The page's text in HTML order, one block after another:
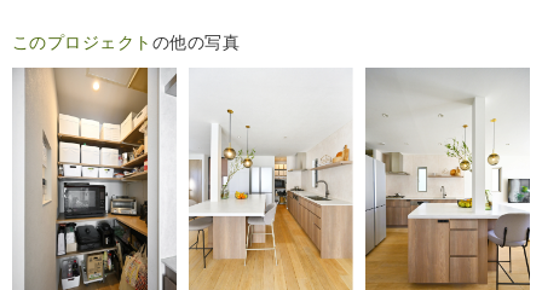
このプロジェクト の他の写真